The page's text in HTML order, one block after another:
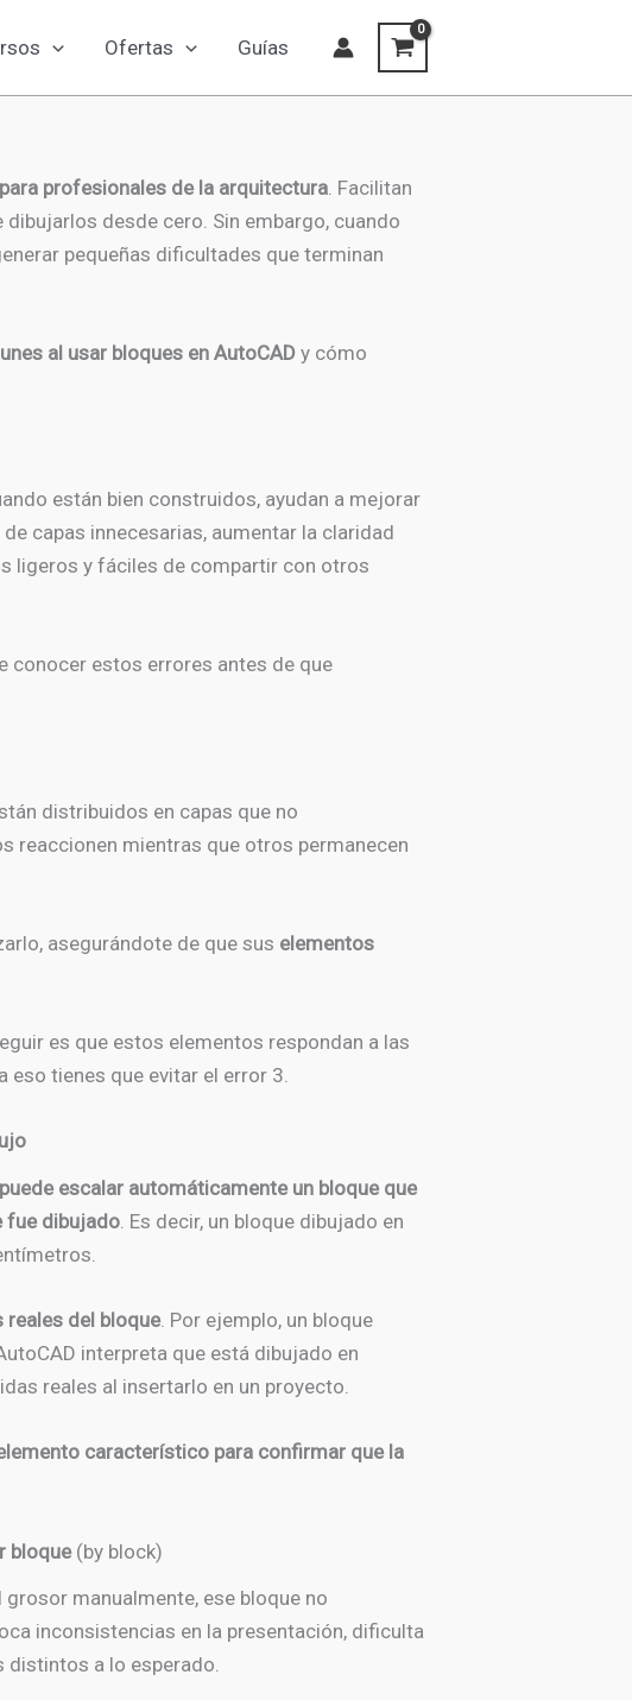
Ofertas Guías
profesionales de la arquitectura. Facilitan
desde cero. Sin embargo, cuando
pequeñas dificultades que terminan
al usar bloques en AutoCAD y cómo
están bien construidos, ayudan a mejorar
capas innecesarias, aumentar la claridad
ligeros y fáciles de compartir con otros
conocer estos errores antes de que
distribuidos en capas que no
reaccionen mientras que otros permanecen
asegurándote de que sus elementos
es que estos elementos respondan a las
tienes que evitar el error 3.
escalar automáticamente un bloque que
fue dibujado . Es decir, un bloque dibujado en
reales del bloque. Por ejemplo, un bloque
interpreta que está dibujado en
reales al insertarlo en un proyecto.
característico para confirmar que la
bloque(by block)
manualmente, ese bloque no
inconsistencias en la presentación, dificulta
distintos a lo esperado.